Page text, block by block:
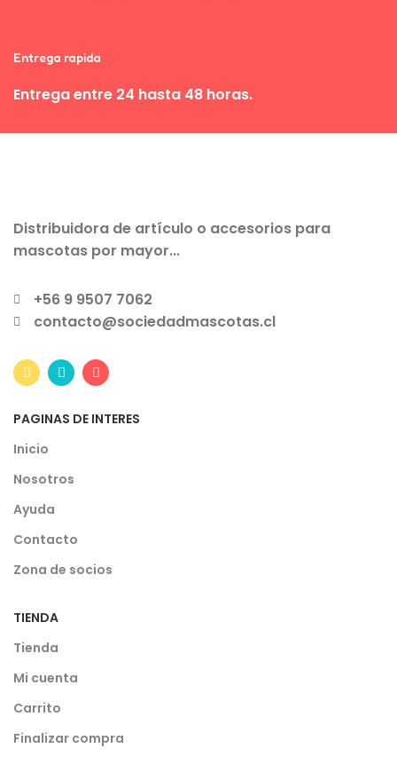
Entrega rapida
Entrega entre 24 hasta 48 horas.
Distribuidora de artículo o accesorios para
mascotas por mayor...
+56 9 9507 7062
contacto@sociedadmascotas.cl
PAGINAS DE INTERES
Inicio
Nosotros
Ayuda
Contacto
Zona de socios
TIENDA
Tienda
Mi cuenta
Carrito
Finalizar compra